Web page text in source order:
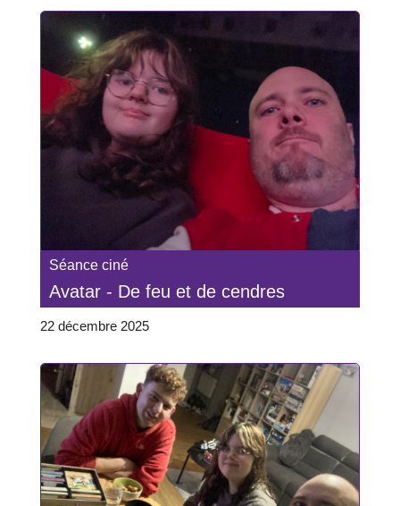
Séance ciné
Avatar - De feu et de cendres
22 décembre 2025